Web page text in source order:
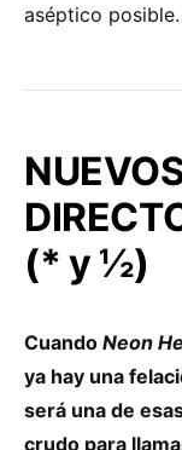
aséptico posible.
(* y ½)
Cuando Neon
ya hay una
será una de
crudo para